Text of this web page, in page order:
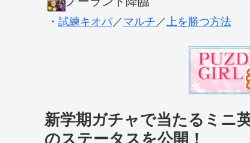
・ 試練キオパ／ マルチ ／ 上を勝つ方法
新学期ガチャで当たるミニ
のステータスを公開！